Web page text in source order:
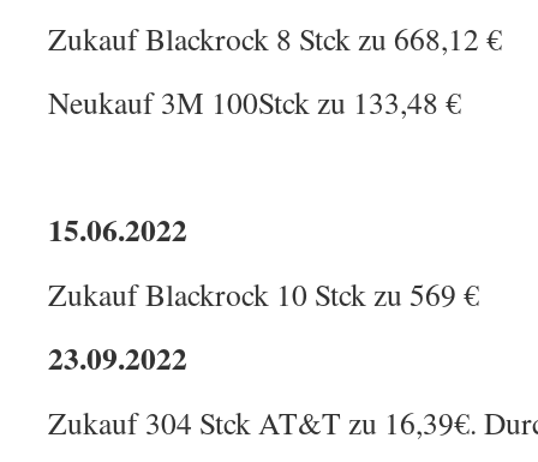
Zukauf Blackrock 8 Stck zu 668,12 €
Neukauf 3M 100Stck zu 133,48 €
15.06.2022
Zukauf Blackrock 10 Stck zu 569 €
23.09.2022
Zukauf 304 Stck AT&T zu 16,39€.